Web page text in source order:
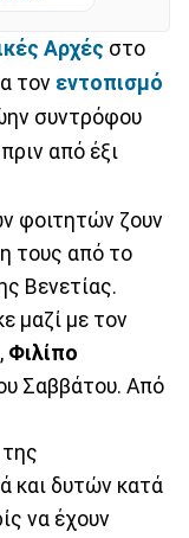
Αρχές στο
τον εντοπισμό
συντρόφου
από έξι
φοιτητών ζουν
τους από το
Βενετίας.
μαζί με τον
Φιλίπο
Σαββάτου. Από
και δυτών κατά
να έχουν